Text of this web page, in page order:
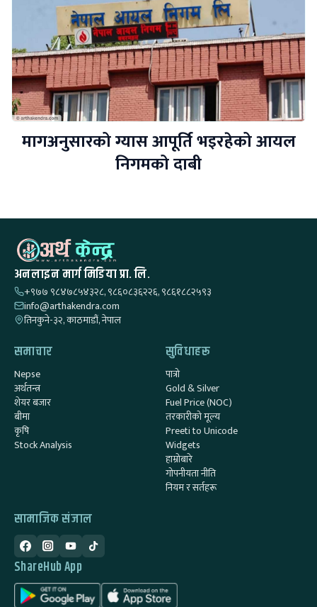
मागअनुसारको ग्यास आपूर्ति भइरहेको आयल
निगमको दाबी
अनलाइन मार्ग मिडिया प्रा. लि.
+९७७ ९८४७८५४३२८, ९८६०८३६२२६, ९८६१८८२५९३
info@arthakendra.com
तिनकुने-३२, काठमाडौं, नेपाल
समाचार
Nepse
अर्थतन्त्र
शेयर बजार
बीमा
कृषि
Stock Analysis
सुविधाहरू
पात्रो
Gold & Silver
Fuel Price (NOC)
तरकारीको मूल्य
Preeti to Unicode
Widgets
हाम्रोबारे
गोपनीयता नीति
नियम र सर्तहरू
सामाजिक संजाल
ShareHub App